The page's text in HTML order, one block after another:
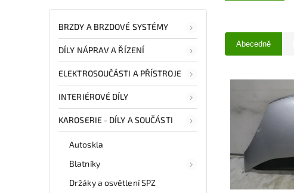
BRZDY A BRZDOVÉ SYSTÉMY
DÍLY NÁPRAV A ŘÍZENÍ
ELEKTROSOUČÁSTI A PŘÍSTROJE
INTERIÉROVÉ DÍLY
KAROSERIE - DÍLY A SOUČÁSTI
Autoskla
Blatníky
Držáky a osvětlení SPZ
Abecedně